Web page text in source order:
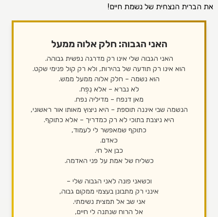
את הברית הנצחית של נשמת חיים!
האני הגבוה: חלק אלוה ממעל
האני הגבוה שלי אינו רק מדרגה נפשית גבוהה.
הוא אינו רק תודעה של בהירות, ולא רק קול פנימי שקט.
הוא נשמה – חלק אלוה ממעל ממש.
לא נברא – אלא נִפְח.
מאן דנפח – מדיליה נפח.
הנשמה שבי איננה תוספת – היא ניצוץ מאותו אור ראשוני,
היא ניצבת בתוכי לא רק כמדריך – אלא כתוקף.
כתוקף שמאפשר לי לעמוד,
כאדם.
כבן אל חי.
כשליח של אמת על פני האדמה.
וכשאני פונה לאני הגבוה שלי –
אינני רק מתבונן בעצמי ממקום גבוה,
אני שב אל תמצית נשימתי.
אל הרוח שנתנה לי חיים,